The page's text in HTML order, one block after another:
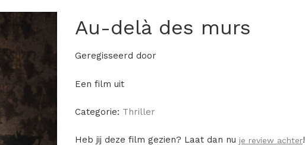
Au-delà des murs
Geregisseerd door
Een film uit
Categorie: Thriller
Heb jij deze film gezien? Laat dan nu je review achter!